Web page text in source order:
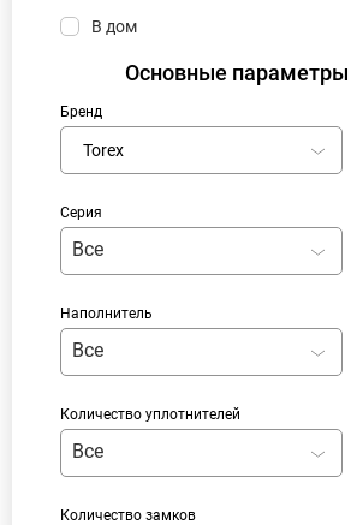
В дом
Основные параметры
Бренд
Torex
Серия
Все
Наполнитель
Все
Количество уплотнителей
Все
Количество замков